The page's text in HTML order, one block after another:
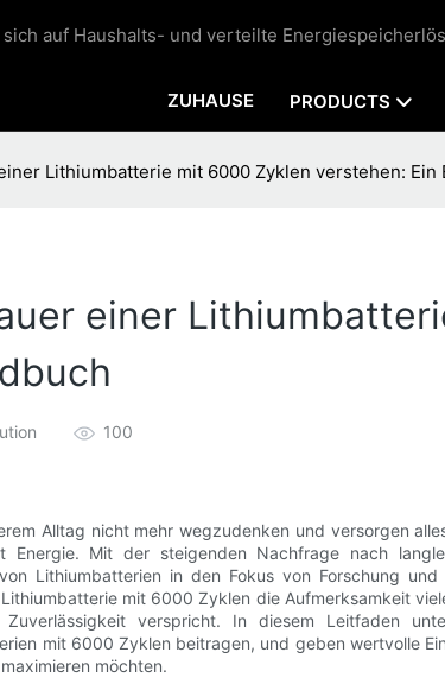
auf Haushalts- und verteilte
ZUHAUSE PRODUCTS
Lithiumbatterie mit 6000 Zyklen verstehen: Ein
einer
100
Alltag nicht mehr wegzudenken und versorgen
Energie. Mit der steigenden Nachfrage nach
Lithiumbatterien in den Fokus von Forschung
mit 6000 Zyklen die Aufmerksamkeit
Zuverlässigkeit verspricht. In diesem Leitfaden
mit 6000 Zyklen beitragen, und geben wertvolle
möchten.